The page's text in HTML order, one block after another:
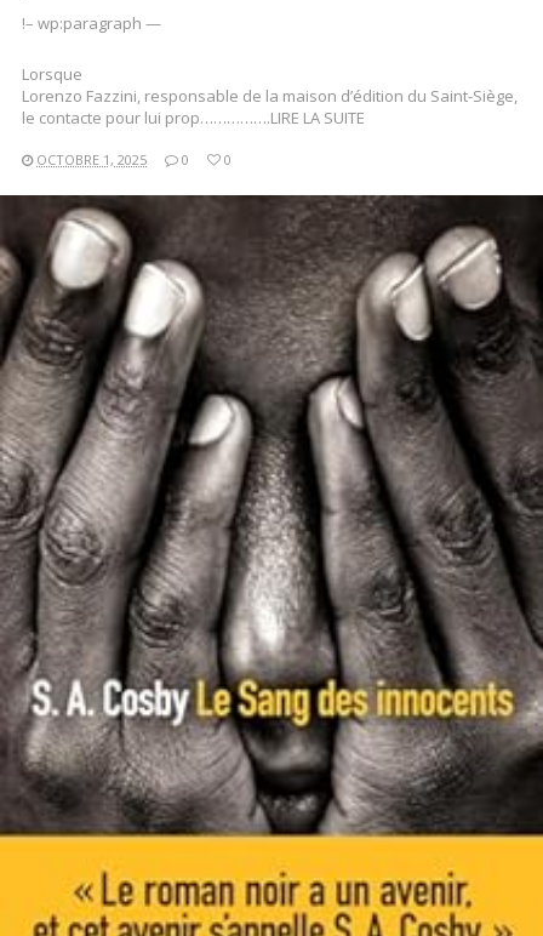
!– wp:paragraph —
Lorsque
Lorenzo Fazzini, responsable de la maison d’édition du Saint-Siège,
le contacte pour lui prop…………….LIRE LA SUITE
OCTOBRE 1, 2025 0 0
LIRE LA SUITE